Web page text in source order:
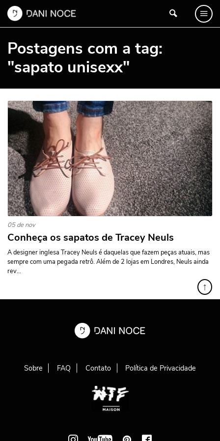
Postagens com a tag:
"sapato unisexx"
05 de nov
Conheça os sapatos de Tracey Neuls
A designer inglesa Tracey Neuls é daquelas que fazem peças atuais, mas
sempre com uma pegada retrô. Além de 2 lojas em Londres, Neuls ainda
rev...
↑
Sobre FAQ Contato Política de Privacidade